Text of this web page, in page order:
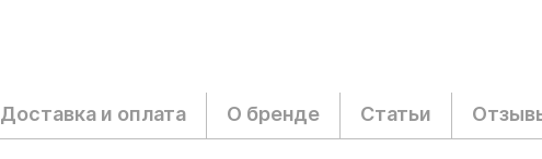
Доставка и оплата О бренде Статьи